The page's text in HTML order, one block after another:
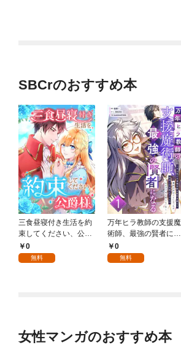
SBCrのおすすめ本
三食昼寝付き生活を約
束してください、公爵
様 1話
0
無料
万年ヒラ教師の支援魔
術師、最強の賢者にな
る～不人気の支援魔術
師は給料泥棒だと魔術
0
無料
女性マンガのおすすめ本